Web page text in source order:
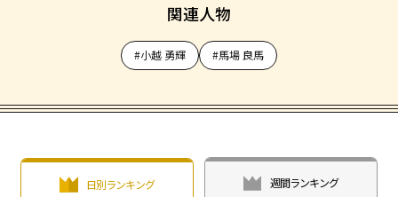
関連人物
#小越 勇輝 #馬場 良馬
日別ランキング 週間ランキング